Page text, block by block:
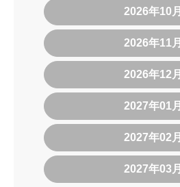
2026年10月
2026年11月
2026年12月
2027年01月
2027年02月
2027年03月